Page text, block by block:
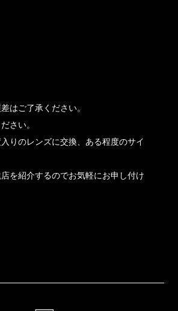
はご了承ください。
さい。
りのレンズに交換、ある程度のサイ
を紹介するのでお気軽にお申し付け